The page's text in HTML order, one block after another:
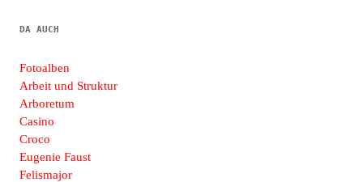
DA AUCH
Fotoalben
Arbeit und Struktur
Arboretum
Casino
Croco
Eugenie Faust
Felismajor